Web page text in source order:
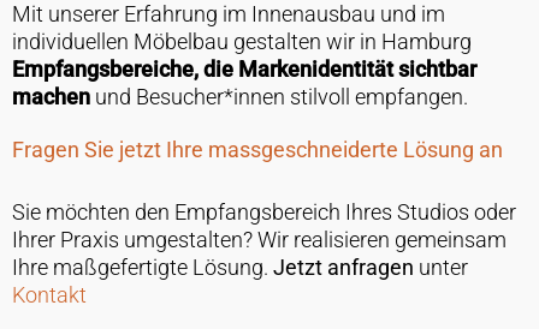
Mit unserer Erfahrung im Innenausbau und im
individuellen Möbelbau gestalten wir in Hamburg
Empfangsbereiche, die Markenidentität sichtbar
machenund Besucher*innen stilvoll empfangen.
Fragen Sie jetzt Ihre massgeschneiderte Lösung an
Sie möchten den Empfangsbereich Ihres Studios oder
Ihrer Praxis umgestalten? Wir realisieren gemeinsam
Ihre maßgefertigte Lösung. Jetzt anfragen unter
Kontakt